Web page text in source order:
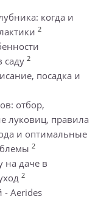
когда и
2
саду 2
посадка и
отбор,
луковиц, правила
и оптимальные
2
на даче в
2
- Aerides